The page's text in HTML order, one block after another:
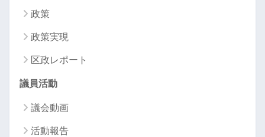
政策
政策実現
区政レポート
議員活動
議会動画
活動報告